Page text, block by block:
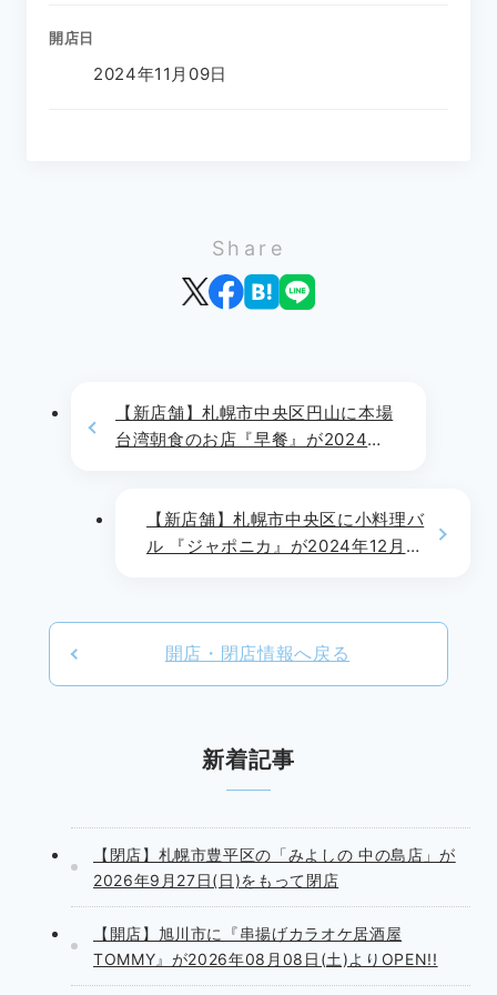
開店日
2024年11月09日
Share
【新店舗】札幌市中央区円山に本場
台湾朝食のお店『早餐』が2024年
【新店舗】札幌市中央区に小料理バ
ル 『ジャポニカ』が2024年12月1
開店・閉店情報へ戻る
新着記事
【閉店】札幌市豊平区の「みよしの 中の島店」が
2026年9月27日(日)をもって閉店
【開店】旭川市に『串揚げカラオケ居酒屋
TOMMY』が2026年08月08日(土)よりOPEN!!